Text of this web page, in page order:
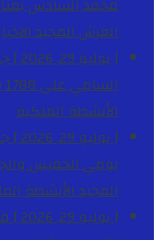
محمد السادس
العرش المجيد
[ يوليو 29, 2026 ]
السامي على 1788 شخصا بمناسبة عيد العرش المجيد
الأنشطة الملكية
[ يوليو 29, 2026 ]
يومي الخميس
المجيدالأنشطة
[ يوليو 29, 2026 ]